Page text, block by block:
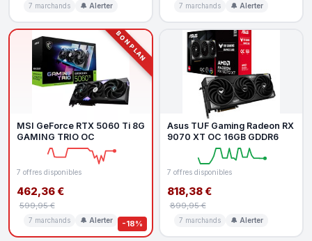
7 marchands 🔔 Alerter 7 marchands 🔔 Alerter
BON PLAN
-18%
MSI GeForce RTX 5060 Ti 8G
GAMING TRIO OC
7 offres disponibles
462,36 €
599,95 €
7 marchands 🔔 Alerter
Asus TUF Gaming Radeon RX
9070 XT OC 16GB GDDR6
7 offres disponibles
818,38 €
899,95 €
7 marchands 🔔 Alerter